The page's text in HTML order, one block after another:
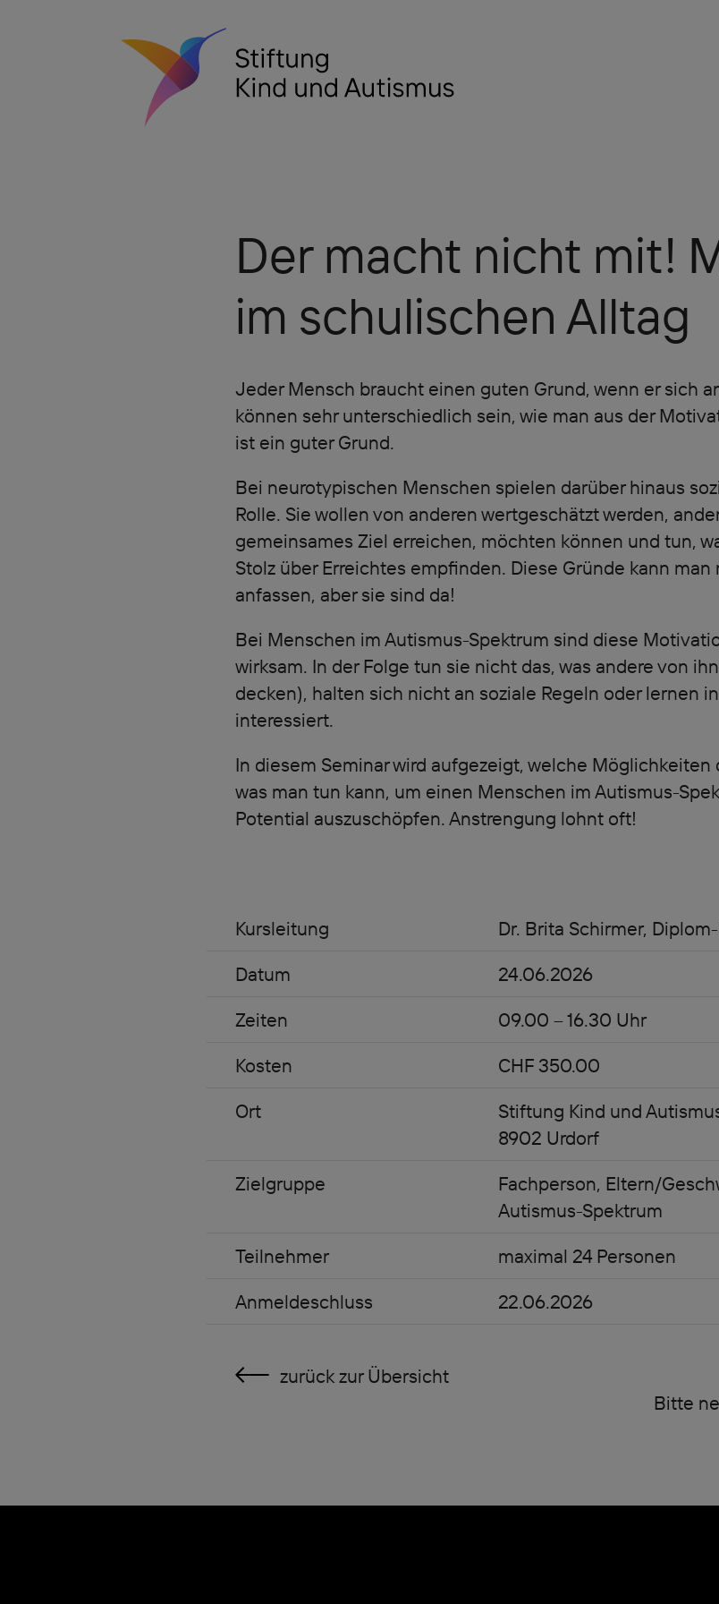
Der macht nicht mit!
im schulischen Alltag
Jeder Mensch braucht einen guten Grund, wenn er sich
können sehr unterschiedlich sein, wie man aus der
ist ein guter Grund.
Bei neurotypischen Menschen spielen darüber hinaus
Rolle. Sie wollen von anderen wertgeschätzt werden,
gemeinsames Ziel erreichen, möchten können und tun,
Stolz über Erreichtes empfinden. Diese Gründe kann
anfassen, aber sie sind da!
Bei Menschen im Autismus-Spektrum sind diese
wirksam. In der Folge tun sie nicht das, was andere von
decken), halten sich nicht an soziale Regeln oder lernen
interessiert.
In diesem Seminar wird aufgezeigt, welche
was man tun kann, um einen Menschen im Autismus-
Potential auszuschöpfen. Anstrengung lohnt oft!
Kursleitung
Dr. Brita Schirmer,
Datum
24.06.2026
Zeiten
09.00 – 16.30 Uhr
Kosten
CHF 350.00
Ort
Stiftung Kind und
8902 Urdorf
Zielgruppe
Fachperson, Eltern/
Autismus-Spektrum
Teilnehmer
maximal 24 Personen
Anmeldeschluss
22.06.2026
zurück zur Übersicht
Bitte